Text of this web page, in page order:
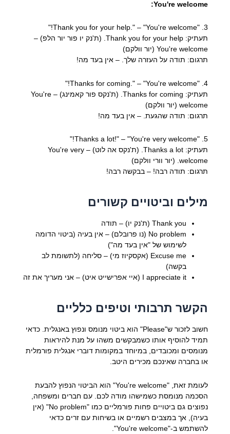
You're welcome:
3. "Thank you for your help." – "You're welcome!"
תעתיק: Thank you for your help. (ת'נק יו פור יור הלפ) –
You're welcome (יור וולקם)
תרגום: תודה על העזרה שלך. – אין בעד מה!
4. "Thanks for coming." – "You're welcome!"
תעתיק: Thanks for coming. (ת'נקס פור קאמינג) – You're
welcome (יור וולקם)
תרגום: תודה שהגעת. – אין בעד מה!
5. "Thanks a lot!" – "You're very welcome!"
תעתיק: Thanks a lot. (ת'נקס אה לוט) – You're very
welcome. (יור וורי וולקם)
תרגום: תודה רבה! – בבקשה רבה!
מילים וביטויים קשורים
Thank you (ת'נק יו) – תודה
No problem (נו פרובלם) – אין בעיה (ביטוי הדומה
לשימוש של "אין בעד מה")
Excuse me (אקסקיוז מי) – סליחה (לתשומת לב
בקשה)
I appreciate it (איי אפרישייט איט) – אני מעריך את זה
הקשר תרבותי וטיפים כלליים
חשוב לזכור ש"Please" הוא ביטוי מנומס ונפוץ באנגלית. כדאי
תמיד להוסיף אותו כשמבקשים משהו על מנת להיראות
מנומסים ומכובדים, במיוחד במקומות דוברי אנגלית פורמלית
או בחברה שאינכם מכירים היטב.
לעומת זאת, "You're welcome" הוא הביטוי הנפוץ להבעת
הסכמה מנומסת כשמישהו מודה לכם. עם חברים ומשפחה,
נפוצים גם ביטויים פחות פורמליים כמו "No problem" (אין
בעיה), אך במצבים רשמיים או בשיחות עם זרים כדאי
להשתמש ב-"You're welcome".